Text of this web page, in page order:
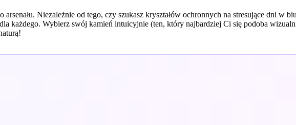
Niezależnie od tego, czy szukasz kryształów ochronnych na stresujące dni w
każdego. Wybierz swój kamień intuicyjnie (ten, który najbardziej Ci się podoba